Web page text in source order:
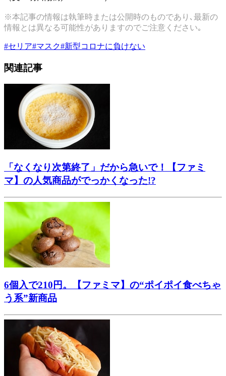
※本記事の情報は執筆時または公開時のものであり､最新の
情報とは異なる可能性がありますのでご注意ください｡
#セリア#マスク#新型コロナに負けない
関連記事
「なくなり次第終了」だから急いで！【ファミ
マ】の人気商品がでっかくなった!?
6個入で210円。【ファミマ】の“ポイポイ食べちゃ
う系”新商品